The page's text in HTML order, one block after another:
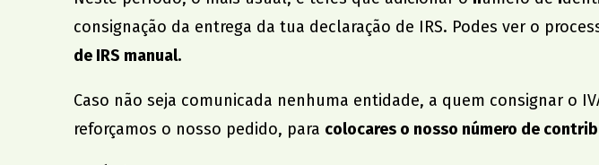
consignação da entrega da tua declaração de IRS. Podes ver o
de IRS manual.
Caso não seja comunicada nenhuma entidade, a quem consignar o
reforçamos o nosso pedido, para colocares o nosso número de